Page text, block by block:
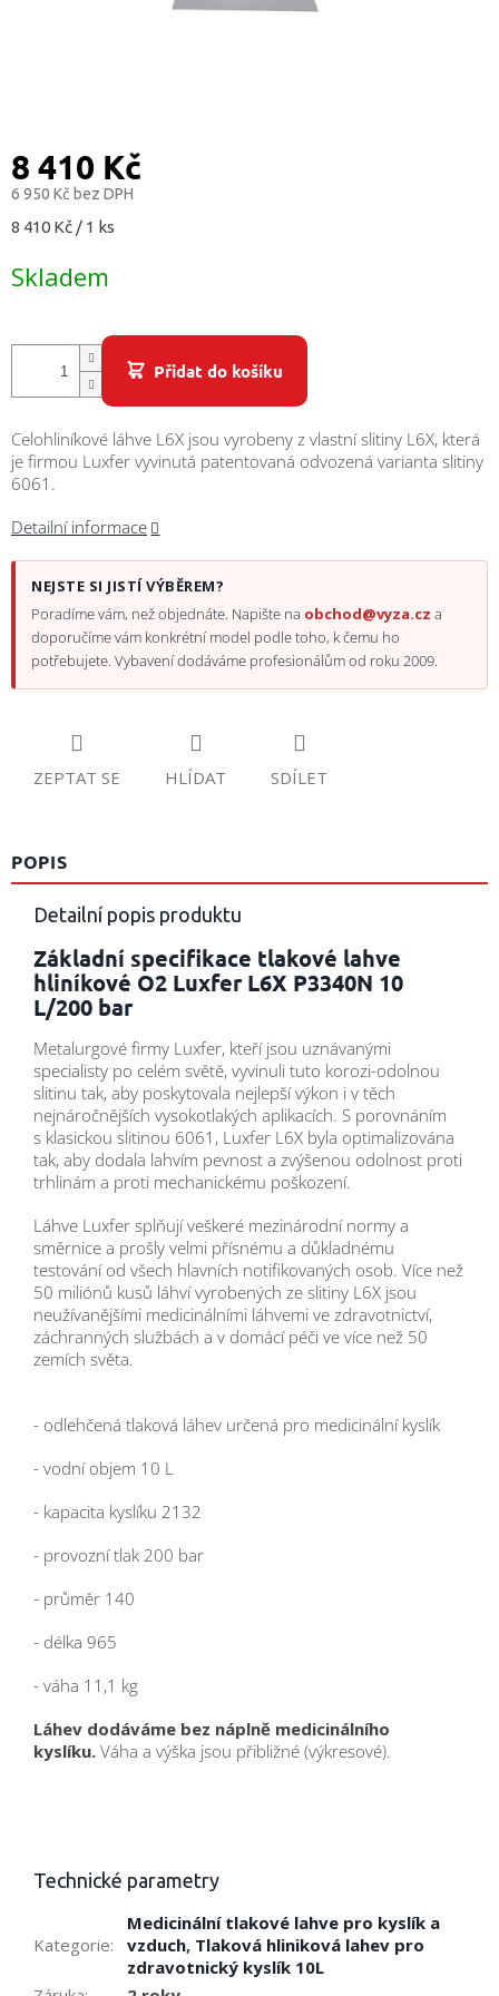
8 410 Kč
6 950 Kč bez DPH
Měrná
8 410 Kč / 1 ks
Skladem
Přidat do košíku
Celohliníkové láhve L6X jsou vyrobeny z vlastní slitiny L6X, která
je firmou Luxfer vyvinutá patentovaná odvozená varianta slitiny
6061.
Detailní informace
NEJSTE SI JISTÍ VÝBĚREM?
Poradíme vám, než objednáte. Napište na obchod@vyza.cz a
doporučíme vám konkrétní model podle toho, k čemu ho
potřebujete. Vybavení dodáváme profesionálům od roku 2009.
ZEPTAT SE HLÍDAT SDÍLET
POPIS
Detailní popis produktu
Základní specifikace tlakové lahve
hliníkové O2 Luxfer L6X P3340N 10
L/200 bar
Metalurgové firmy Luxfer, kteří jsou uznávanými
specialisty po celém světě, vyvinuli tuto korozi-odolnou
slitinu tak, aby poskytovala nejlepší výkon i v těch
nejnáročnějších vysokotlakých aplikacích. S porovnáním
s klasickou slitinou 6061, Luxfer L6X byla optimalizována
tak, aby dodala lahvím pevnost a zvýšenou odolnost proti
trhlinám a proti mechanickému poškození.
Láhve Luxfer splňují veškeré mezinárodní normy a
směrnice a prošly velmi přísnému a důkladnému
testování od všech hlavních notifikovaných osob. Více než
50 miliónů kusů láhví vyrobených ze slitiny L6X jsou
neužívanějšími medicinálními láhvemi ve zdravotnictví,
záchranných službách a v domácí péči ve více než 50
zemích světa.
- odlehčená tlaková láhev určená pro medicinální kyslík
- vodní objem 10 L
- kapacita kyslíku 2132
- provozní tlak 200 bar
- průměr 140
- délka 965
- váha 11,1 kg
Láhev dodáváme bez náplně medicinálního
kyslíku. Váha a výška jsou přibližné (výkresové).
Technické parametry
Kategorie:
Medicinální tlakové lahve pro kyslík a
vzduch, Tlaková hliniková lahev pro
zdravotnický kyslík 10L